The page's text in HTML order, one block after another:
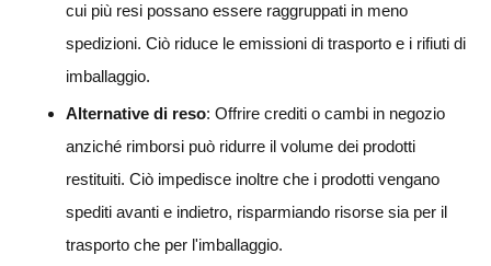
cui più resi possano essere raggruppati in meno
spedizioni. Ciò riduce le emissioni di trasporto e i rifiuti di
imballaggio.
Alternative di reso: Offrire crediti o cambi in negozio
anziché rimborsi può ridurre il volume dei prodotti
restituiti. Ciò impedisce inoltre che i prodotti vengano
spediti avanti e indietro, risparmiando risorse sia per il
trasporto che per l'imballaggio.